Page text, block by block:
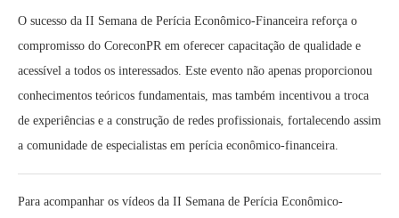
O sucesso da II Semana de Perícia Econômico-Financeira reforça o
compromisso do CoreconPR em oferecer capacitação de qualidade e
acessível a todos os interessados. Este evento não apenas proporcionou
conhecimentos teóricos fundamentais, mas também incentivou a troca
de experiências e a construção de redes profissionais, fortalecendo assim
a comunidade de especialistas em perícia econômico-financeira.
Para acompanhar os vídeos da II Semana de Perícia Econômico-